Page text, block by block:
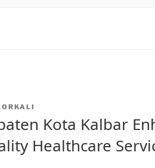
Kota Kalbar
Healthcare